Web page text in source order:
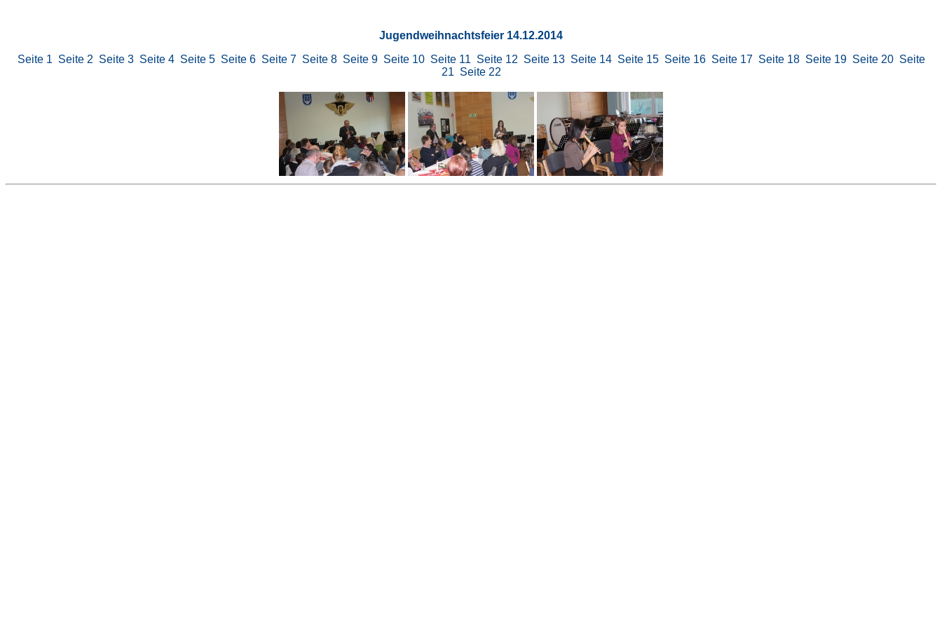
Jugendweihnachtsfeier 14.12.2014
Seite 1 Seite 2 Seite 3 Seite 4 Seite 5 Seite 6 Seite 7 Seite 8 Seite 9 Seite 10 Seite 11 Seite 12 Seite 13 Seite 14 Seite 15 Seite 16 Seite 17 Seite 18 Seite 19 Seite 20 Seite
21 Seite 22